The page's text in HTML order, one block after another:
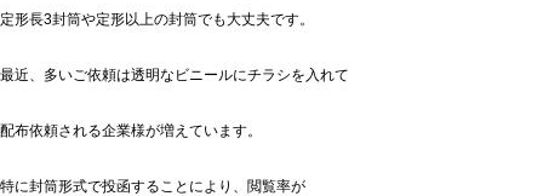
定形長3封筒や定形以上の封筒でも大丈夫です。
最近、多いご依頼は透明なビニールにチラシを入れて
配布依頼される企業様が増えています。
特に封筒形式で投函することにより、閲覧率が